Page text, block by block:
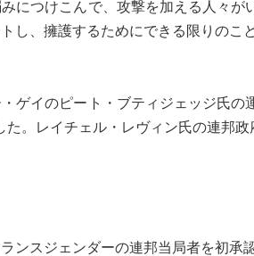
につけこんで、攻撃を加える人々
し、擁護するためにできる限りのこ
ゲイのピート・ブティジェッジ氏の
た。レイチェル・レヴィン氏の連邦
ンスジェンダーの連邦当局者を初承